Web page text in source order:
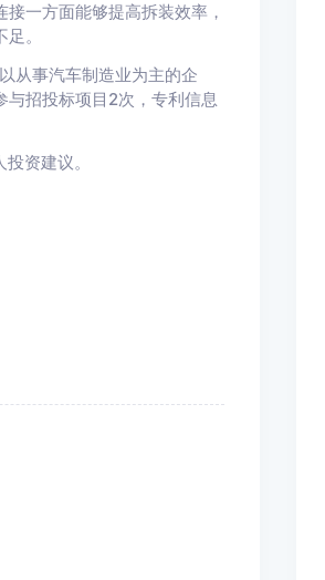
一方面能够提高拆装效率，
。
从事汽车制造业为主的企
招投标项目2次，专利信息
资建议。